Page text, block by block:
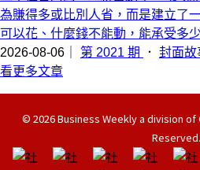
為賺得多或比別人省，而是建立了
可以花、什麼錢不能動，能承受多
2026-08-06｜ 第 2021 期 ． 封面故
看更多文章
© 2026 Business Weekly a division of
Reserved.